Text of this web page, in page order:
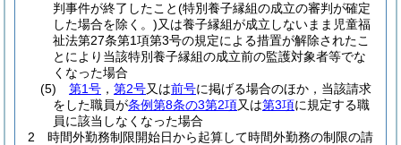
判事件が終了したこと(特別養子縁組の成立の審判が確定
した場合を除く。)又は養子縁組が成立しないまま児童福
祉法第27条第1項第3号の規定による措置が解除されたこ
とにより当該特別養子縁組の成立前の監護対象者等でな
くなった場合
(5)
第1号 ， 第2号又は前号に掲げる場合のほか，当該請求
をした職員が条例第8条の3第2項又は第3項に規定する職
員に該当しなくなった場合
2
時間外勤務制限開始日から起算して時間外勤務の制限の請